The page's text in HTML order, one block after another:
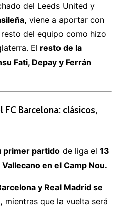
del Leeds United y
viene a aportar con
del equipo como hizo
El resto de la
Fati, Depay y Ferrán
Barcelona: clásicos,
primer partido de liga el 13
en el Camp Nou.
y Real Madrid se
mientras que la vuelta será